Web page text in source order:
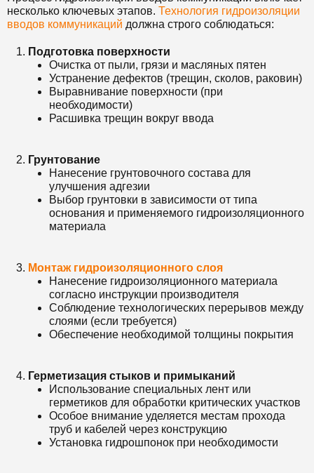
несколько ключевых этапов. Технология гидроизоляции
вводов коммуникаций должна строго соблюдаться:
Подготовка поверхности
Очистка от пыли, грязи и масляных пятен
Устранение дефектов (трещин, сколов, раковин)
Выравнивание поверхности (при
необходимости)
Расшивка трещин вокруг ввода
Грунтование
Нанесение грунтовочного состава для
улучшения адгезии
Выбор грунтовки в зависимости от типа
основания и применяемого гидроизоляционного
материала
Монтаж гидроизоляционного слоя
Нанесение гидроизоляционного материала
согласно инструкции производителя
Соблюдение технологических перерывов между
слоями (если требуется)
Обеспечение необходимой толщины покрытия
Герметизация стыков и примыканий
Использование специальных лент или
герметиков для обработки критических участков
Особое внимание уделяется местам прохода
труб и кабелей через конструкцию
Установка гидрошпонок при необходимости